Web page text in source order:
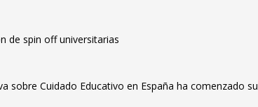
de spin off universitarias
sobre Cuidado Educativo en España ha comenzado su